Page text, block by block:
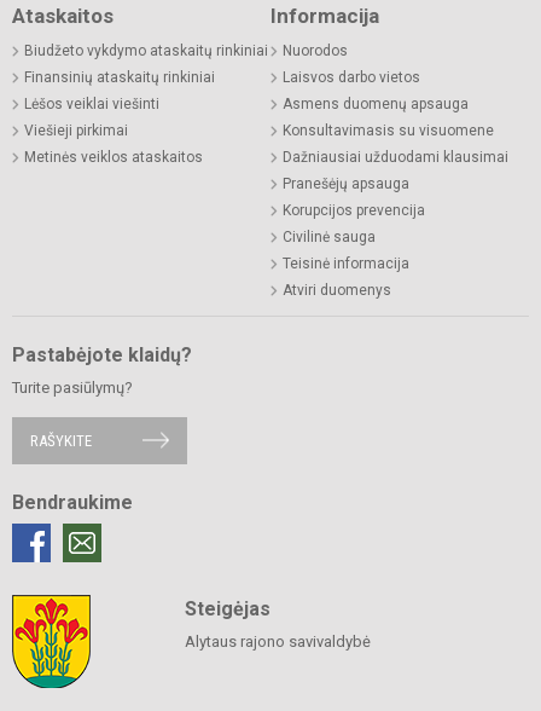
Ataskaitos
Biudžeto vykdymo ataskaitų rinkiniai
Finansinių ataskaitų rinkiniai
Lėšos veiklai viešinti
Viešieji pirkimai
Metinės veiklos ataskaitos
Informacija
Nuorodos
Laisvos darbo vietos
Asmens duomenų apsauga
Konsultavimasis su visuomene
Dažniausiai užduodami klausimai
Pranešėjų apsauga
Korupcijos prevencija
Civilinė sauga
Teisinė informacija
Atviri duomenys
Pastabėjote klaidų?
Turite pasiūlymų?
RAŠYKITE
Bendraukime
Steigėjas
Alytaus rajono savivaldybė